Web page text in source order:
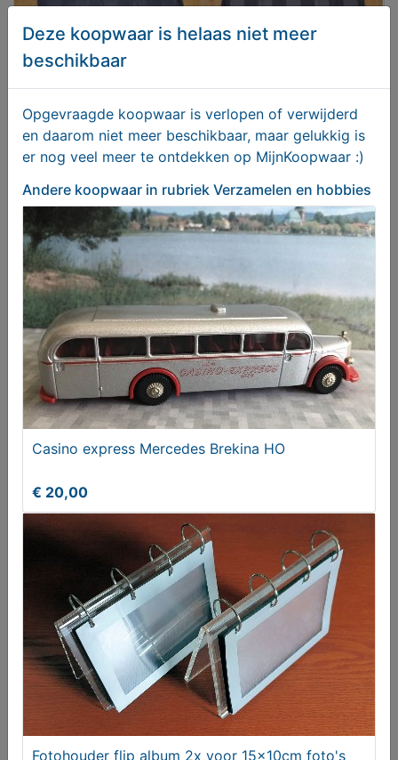
€ 50,00
Transvenlo Mercedes HO
€ 15,00
Gereedschap (oud)
Deze koopwaar is helaas niet meer
beschikbaar
Opgevraagde koopwaar is verlopen of verwijderd
en daarom niet meer beschikbaar, maar gelukkig is
er nog veel meer te ontdekken op MijnKoopwaar :)
Andere koopwaar in rubriek Verzamelen en hobbies
Casino express Mercedes Brekina HO
€ 20,00
Fotohouder flip album 2x voor 15x10cm foto's